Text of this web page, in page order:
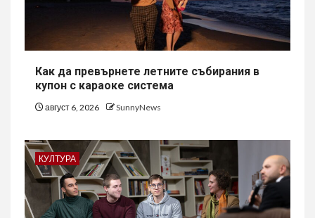
Как да превърнете летните събирания в
купон с караоке система
август 6, 2026 SunnyNews
КУЛТУРА